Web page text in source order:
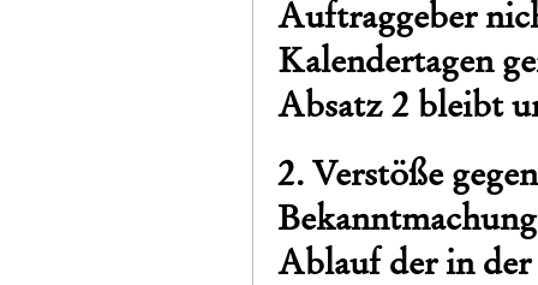
Auftraggeber
Kalendertagen
Absatz 2 bleibt
2. Verstöße
Ablauf der in